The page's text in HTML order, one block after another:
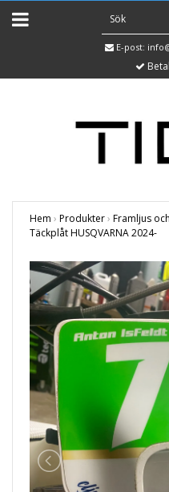
E-post:
Hem › Produkter› Framljus
Täckplåt HUSQVARNA 2024-